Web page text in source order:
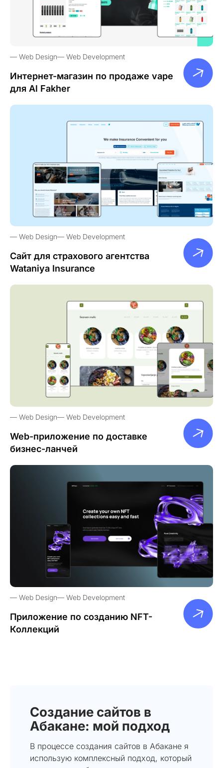
Web Design Web Development
Интернет-магазин по продаже vape
для Al Fakher
Web Design Web Development
Сайт для страхового агентства
Wataniya Insurance
Web Design Web Development
Web-приложение по доставке
бизнес-ланчей
Web Design Web Development
Приложение по созданию NFT-
Коллекций
Создание сайтов в
Абакане: мой подход
В процессе создания сайтов в Абакане я
использую комплексный подход, который